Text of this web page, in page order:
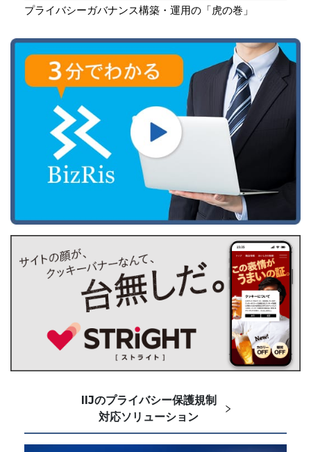
プライバシーガバナンス構築・運用の「虎の巻」
IIJのプライバシー保護規制
対応ソリューション